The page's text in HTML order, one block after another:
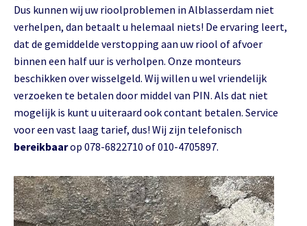
Dus kunnen wij uw rioolproblemen in Alblasserdam niet
verhelpen, dan betaalt u helemaal niets! De ervaring leert,
dat de gemiddelde verstopping aan uw riool of afvoer
binnen een half uur is verholpen. Onze monteurs
beschikken over wisselgeld. Wij willen u wel vriendelijk
verzoeken te betalen door middel van PIN. Als dat niet
mogelijk is kunt u uiteraard ook contant betalen. Service
voor een vast laag tarief, dus! Wij zijn telefonisch
bereikbaarop 078-6822710 of 010-4705897.